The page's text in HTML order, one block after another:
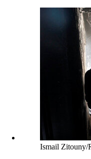
Ismail Zitouny/